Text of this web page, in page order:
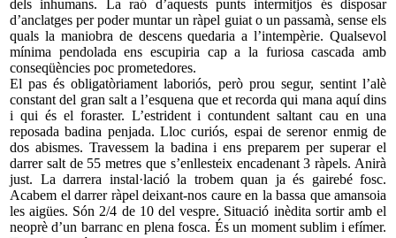
dels inhumans. La raó d’aquests punts intermitjos és disposar
d’anclatges per poder muntar un ràpel guiat o un passamà, sense els
quals la maniobra de descens quedaria a l’intempèrie. Qualsevol
mínima pendolada ens escupiria cap a la furiosa cascada amb
conseqüències poc prometedores.
El pas és obligatòriament laboriós, però prou segur, sentint l’alè
constant del gran salt a l’esquena que et recorda qui mana aquí dins
i qui és el foraster. L’estrident i contundent saltant cau en una
reposada badina penjada. Lloc curiós, espai de serenor enmig de
dos abismes. Travessem la badina i ens preparem per superar el
darrer salt de 55 metres que s’enllesteix encadenant 3 ràpels. Anirà
just. La darrera instal·lació la trobem quan ja és gairebé fosc.
Acabem el darrer ràpel deixant-nos caure en la bassa que amansoia
les aigües. Són 2/4 de 10 del vespre. Situació inèdita sortir amb el
neoprè d’un barranc en plena fosca. És un moment sublim i efímer.